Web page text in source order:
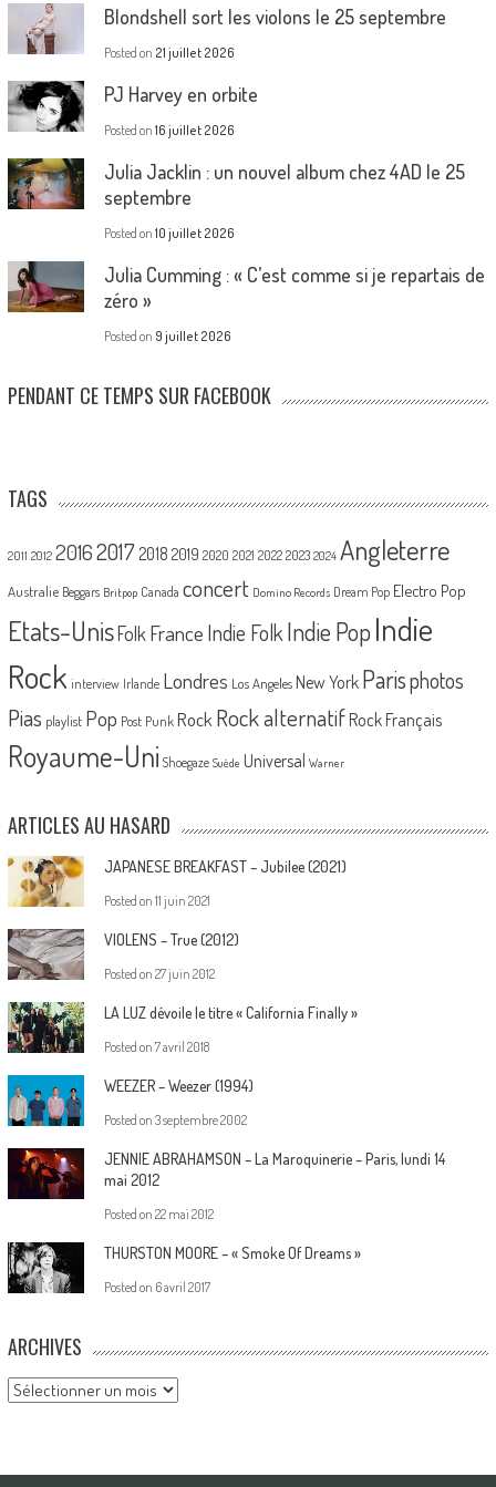
Blondshell sort les violons le 25 septembre
Posted on 21 juillet 2026
PJ Harvey en orbite
Posted on 16 juillet 2026
Julia Jacklin : un nouvel album chez 4AD le 25
septembre
Posted on 10 juillet 2026
Julia Cumming : « C’est comme si je repartais de
zéro »
Posted on 9 juillet 2026
PENDANT CE TEMPS SUR FACEBOOK
TAGS
2011 2012 20162017 2018 2019 2020 2021 2022 2023 2024 Angleterre
Australie Beggars Britpop Canada concert Domino Records Dream Pop Electro Pop
Etats-UnisFolk France Indie Folk Indie PopIndie
Rock interview Irlande Londres Los Angeles New York Parisphotos
Pias playlist Pop Post Punk Rock Rock alternatif Rock Français
Royaume-Uni Shoegaze Suède Universal Warner
ARTICLES AU HASARD
JAPANESE BREAKFAST – Jubilee (2021)
Posted on 11 juin 2021
VIOLENS – True (2012)
Posted on 27 juin 2012
LA LUZ dévoile le titre « California Finally »
Posted on 7 avril 2018
WEEZER – Weezer (1994)
Posted on 3 septembre 2002
JENNIE ABRAHAMSON – La Maroquinerie – Paris, lundi 14
mai 2012
Posted on 22 mai 2012
THURSTON MOORE – « Smoke Of Dreams »
Posted on 6 avril 2017
ARCHIVES
Archives